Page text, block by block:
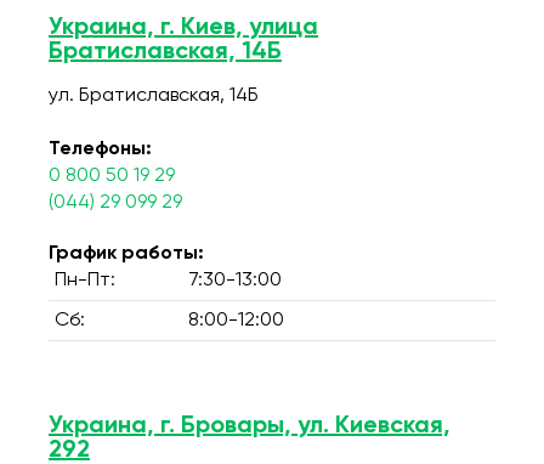
Украина, г. Киев, улица
Братиславская, 14Б
ул. Братиславская, 14Б
Телефоны:
0 800 50 19 29
(044) 29 099 29
График работы:
Пн-Пт:
7:30-13:00
Сб: 8:00-12:00
Украина, г. Бровары, ул. Киевская,
292